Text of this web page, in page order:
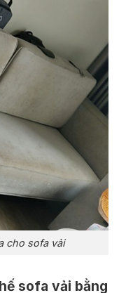
cho sofa vải
sofa vải bằng